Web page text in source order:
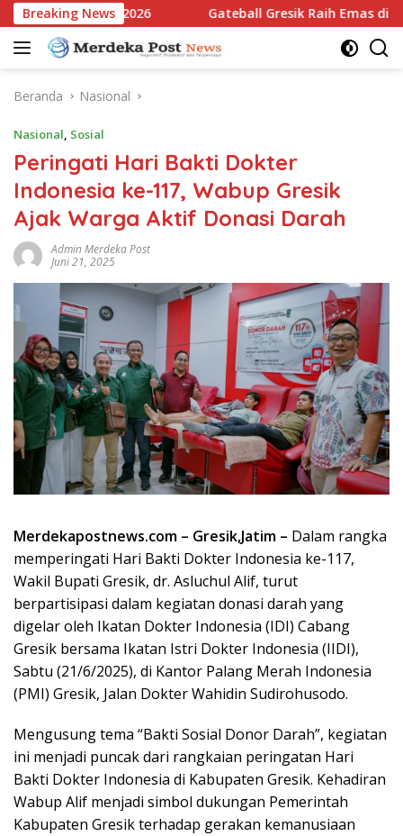
Langsung
ke
konten
Breaking News
Open 2026 Gateball Gresik Raih Emas di East
Beranda Nasional
Nasional, Sosial
Peringati Hari Bakti Dokter
Indonesia ke-117, Wabup Gresik
Ajak Warga Aktif Donasi Darah
Admin Merdeka Post
Juni 21, 2025
Merdekapostnews.com – Gresik,Jatim – Dalam rangka
memperingati Hari Bakti Dokter Indonesia ke-117,
Wakil Bupati Gresik, dr. Asluchul Alif, turut
berpartisipasi dalam kegiatan donasi darah yang
digelar oleh Ikatan Dokter Indonesia (IDI) Cabang
Gresik bersama Ikatan Istri Dokter Indonesia (IIDI),
Sabtu (21/6/2025), di Kantor Palang Merah Indonesia
(PMI) Gresik, Jalan Dokter Wahidin Sudirohusodo.
Mengusung tema “Bakti Sosial Donor Darah”, kegiatan
ini menjadi puncak dari rangkaian peringatan Hari
Bakti Dokter Indonesia di Kabupaten Gresik. Kehadiran
Wabup Alif menjadi simbol dukungan Pemerintah
Kabupaten Gresik terhadap gerakan kemanusiaan